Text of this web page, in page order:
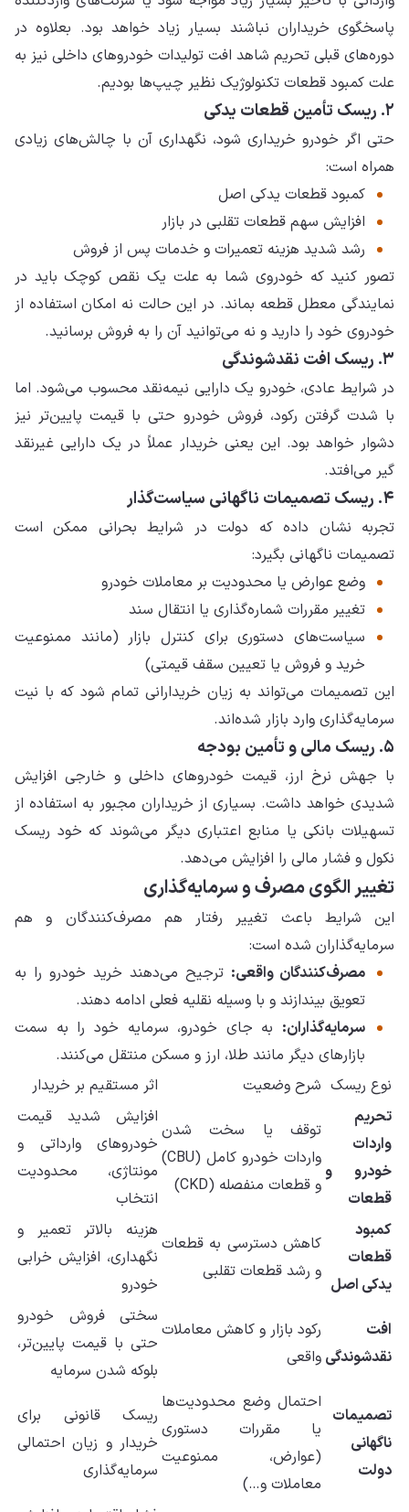
پاسخگوی خریداران نباشند بسیار زیاد خواهد بود. بعلاوه در
دوره‌های قبلی تحریم شاهد افت تولیدات خودروهای داخلی نیز به
علت کمبود قطعات تکنولوژیک نظیر چیپ‌ها بودیم.
۲. ریسک تأمین قطعات یدکی
حتی اگر خودرو خریداری شود، نگهداری آن با چالش‌های زیادی
همراه است:
کمبود قطعات یدکی اصل
افزایش سهم قطعات تقلبی در بازار
رشد شدید هزینه تعمیرات و خدمات پس از فروش
تصور کنید که خودروی شما به علت یک نقص کوچک باید در
نمایندگی معطل قطعه بماند. در این حالت نه امکان استفاده از
خودروی خود را دارید و نه می‌توانید آن را به فروش برسانید.
۳. ریسک افت نقدشوندگی
در شرایط عادی، خودرو یک دارایی نیمه‌نقد محسوب می‌شود. اما
با شدت گرفتن رکود، فروش خودرو حتی با قیمت پایین‌تر نیز
دشوار خواهد بود. این یعنی خریدار عملاً در یک دارایی غیرنقد
گیر می‌افتد.
۴. ریسک تصمیمات ناگهانی سیاست‌گذار
تجربه نشان داده که دولت در شرایط بحرانی ممکن است
تصمیمات ناگهانی بگیرد:
وضع عوارض یا محدودیت بر معاملات خودرو
تغییر مقررات شماره‌گذاری یا انتقال سند
سیاست‌های دستوری برای کنترل بازار (مانند ممنوعیت
خرید و فروش یا تعیین سقف قیمتی)
این تصمیمات می‌تواند به زیان خریدارانی تمام شود که با نیت
سرمایه‌گذاری وارد بازار شده‌اند.
۵. ریسک مالی و تأمین بودجه
با جهش نرخ ارز، قیمت خودروهای داخلی و خارجی افزایش
شدیدی خواهد داشت. بسیاری از خریداران مجبور به استفاده از
تسهیلات بانکی یا منابع اعتباری دیگر می‌شوند که خود ریسک
نکول و فشار مالی را افزایش می‌دهد.
تغییر الگوی مصرف و سرمایه‌گذاری
این شرایط باعث تغییر رفتار هم مصرف‌کنندگان و هم
سرمایه‌گذاران شده است:
مصرف‌کنندگان واقعی: ترجیح می‌دهند خرید خودرو را به
تعویق بیندازند و با وسیله نقلیه فعلی ادامه دهند.
سرمایه‌گذاران: به جای خودرو، سرمایه خود را به سمت
بازارهای دیگر مانند طلا، ارز و مسکن منتقل می‌کنند.
نوع ریسک شرح وضعیت
اثر مستقیم بر خریدار
تحریم
واردات
خودرو و
قطعات
توقف یا سخت شدن
واردات خودرو کامل (CBU)
و قطعات منفصله (CKD)
افزایش شدید قیمت
خودروهای وارداتی و
مونتاژی، محدودیت
انتخاب
کمبود
قطعات
یدکی اصل
کاهش دسترسی به قطعات
و رشد قطعات تقلبی
هزینه بالاتر تعمیر و
نگهداری، افزایش خرابی
خودرو
افت
نقدشوندگی
رکود بازار و کاهش معاملات
واقعی
سختی فروش خودرو
حتی با قیمت پایین‌تر،
بلوکه شدن سرمایه
تصمیمات
ناگهانی
دولت
احتمال وضع محدودیت‌ها
یا مقررات دستوری
(عوارض، ممنوعیت
معاملات و…)
ریسک قانونی برای
خریدار و زیان احتمالی
سرمایه‌گذاری